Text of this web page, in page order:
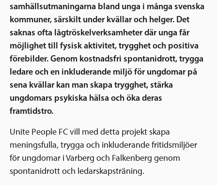
samhällsutmaningarna bland unga i många svenska
kommuner, särskilt under kvällar och helger. Det
saknas ofta lågtröskelverksamheter där unga får
möjlighet till fysisk aktivitet, trygghet och positiva
förebilder. Genom kostnadsfri spontanidrott, trygga
ledare och en inkluderande miljö för ungdomar på
sena kvällar kan man skapa trygghet, stärka
ungdomars psykiska hälsa och öka deras
framtidstro.
Unite People FC vill med detta projekt skapa
meningsfulla, trygga och inkluderande fritidsmiljöer
för ungdomar i Varberg och Falkenberg genom
spontanidrott och ledarskapsträning.